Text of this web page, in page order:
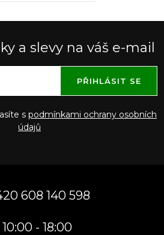
a slevy na váš e-mail
s podmínkami ochrany osobních
údajů
PŘIHLÁSIT SE
608 140 598
10:00 - 18:00